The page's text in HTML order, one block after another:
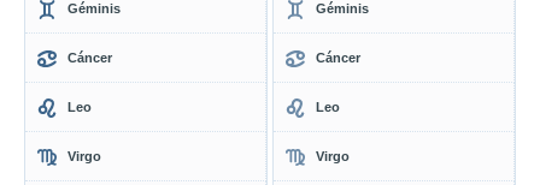
Géminis
Cáncer
Leo
Virgo
Géminis
Cáncer
Leo
Virgo